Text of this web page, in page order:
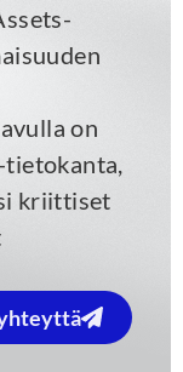
on
tietokanta,
kriittiset